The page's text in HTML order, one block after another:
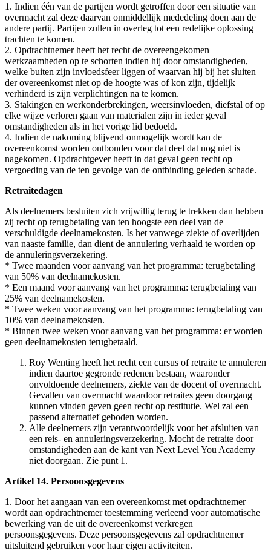
1. Indien één van de partijen wordt getroffen door een situatie van
overmacht zal deze daarvan onmiddellijk mededeling doen aan de
andere partij. Partijen zullen in overleg tot een redelijke oplossing
trachten te komen.
2. Opdrachtnemer heeft het recht de overeengekomen
werkzaamheden op te schorten indien hij door omstandigheden,
welke buiten zijn invloedsfeer liggen of waarvan hij bij het sluiten
der overeenkomst niet op de hoogte was of kon zijn, tijdelijk
verhinderd is zijn verplichtingen na te komen.
3. Stakingen en werkonderbrekingen, weersinvloeden, diefstal of op
elke wijze verloren gaan van materialen zijn in ieder geval
omstandigheden als in het vorige lid bedoeld.
4. Indien de nakoming blijvend onmogelijk wordt kan de
overeenkomst worden ontbonden voor dat deel dat nog niet is
nagekomen. Opdrachtgever heeft in dat geval geen recht op
vergoeding van de ten gevolge van de ontbinding geleden schade.
Retraitedagen
Als deelnemers besluiten zich vrijwillig terug te trekken dan hebben
zij recht op terugbetaling van ten hoogste een deel van de
verschuldigde deelnamekosten. Is het vanwege ziekte of overlijden
van naaste familie, dan dient de annulering verhaald te worden op
de annuleringsverzekering.
* Twee maanden voor aanvang van het programma: terugbetaling
van 50% van deelnamekosten.
* Een maand voor aanvang van het programma: terugbetaling van
25% van deelnamekosten.
* Twee weken voor aanvang van het programma: terugbetaling van
10% van deelnamekosten.
* Binnen twee weken voor aanvang van het programma: er worden
geen deelnamekosten terugbetaald.
Roy Wenting heeft het recht een cursus of retraite te annuleren
indien daartoe gegronde redenen bestaan, waaronder
onvoldoende deelnemers, ziekte van de docent of overmacht.
Gevallen van overmacht waardoor retraites geen doorgang
kunnen vinden geven geen recht op restitutie. Wel zal een
passend alternatief geboden worden.
Alle deelnemers zijn verantwoordelijk voor het afsluiten van
een reis- en annuleringsverzekering. Mocht de retraite door
omstandigheden aan de kant van Next Level You Academy
niet doorgaan. Zie punt 1.
Artikel 14. Persoonsgegevens
1. Door het aangaan van een overeenkomst met opdrachtnemer
wordt aan opdrachtnemer toestemming verleend voor automatische
bewerking van de uit de overeenkomst verkregen
persoonsgegevens. Deze persoonsgegevens zal opdrachtnemer
uitsluitend gebruiken voor haar eigen activiteiten.